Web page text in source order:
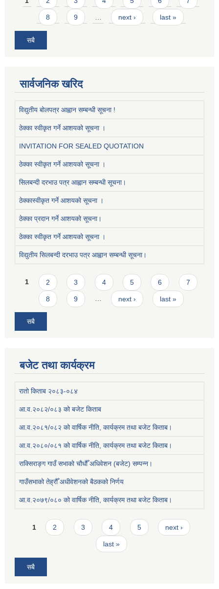
8 9 next › last »
सबै
सार्वजनिक खरिद
विद्युतीय बोलपत्र आह्वान सम्बन्धी सूचना !
ठेक्का स्वीकृत गर्ने आशयको सूचना ।
INVITATION FOR SEALED QUOTATION
ठेक्का स्वीकृत गर्ने आशयको सूचना ।
सिलबन्दी दरभाउ पत्र आह्वान सम्बन्धी सूचना।
ठेक्कास्वीकृत गर्ने आशयको सूचना ।
ठेक्का प्रदान गर्ने आशयको सूचना।
ठेक्का स्वीकृत गर्ने आशयको सूचना ।
विद्युतीय सिलबन्दी दरभाउ पत्र आह्वान सम्बन्धी सूचना।
Pages
1 2 3 4 5 6 7
8 9 … next › last »
सबै
बजेट तथा कार्यक्रम
रातो किताब २०८३-०८४
आ.व.२०८२/०८३ को बजेट किताब
आ.व.२०८१/०८२ को वार्षिक नीति, कार्यक्रम तथा बजेट किताब।
आ.व.२०८०/०८१ को वार्षिक नीति, कार्यक्रम तथा बजेट किताब।
राक्सिराङ्ग गाउँ सभाको चौधौँ अधिवेशन (बजेट) सम्पन्न।
गाउँसभाको तेह्रौँ अधीवेशनको बैठकको निर्णय
आ.व.२०७९/०८० को वार्षिक नीति, कार्यक्रम तथा बजेट किताब।
Pages
1 2 3 4 5 next ›
last »
सबै